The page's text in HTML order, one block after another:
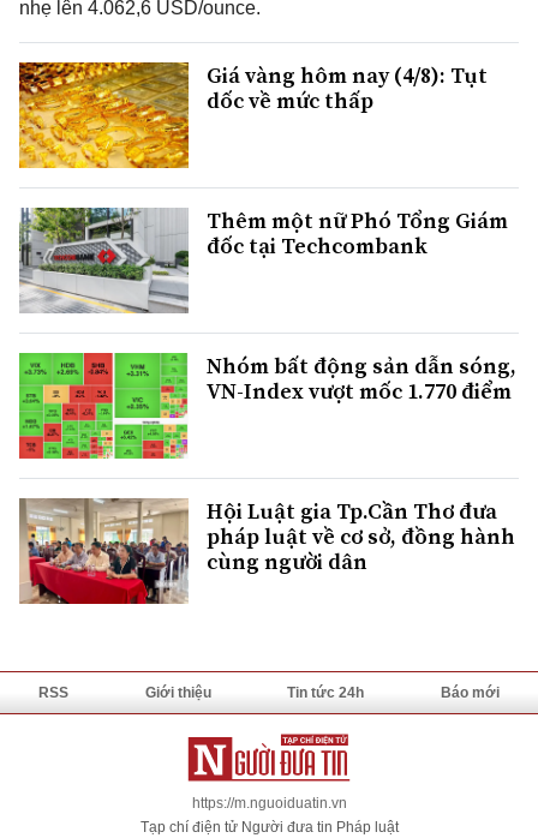
nhẹ lên 4.062,6 USD/ounce.
Giá vàng hôm nay (4/8): Tụt
dốc về mức thấp
Thêm một nữ Phó Tổng Giám
đốc tại Techcombank
Nhóm bất động sản dẫn sóng,
VN-Index vượt mốc 1.770 điểm
Hội Luật gia Tp.Cần Thơ đưa
pháp luật về cơ sở, đồng hành
cùng người dân
RSS Giới thiệu Tin tức 24h Báo mới
https://m.nguoiduatin.vn
Tạp chí điện tử Người đưa tin Pháp luật